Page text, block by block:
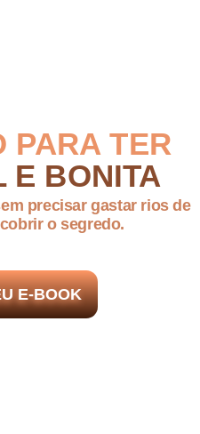
PARA TER
E BONITA
precisar gastar rios de
o segredo.
E-BOOK